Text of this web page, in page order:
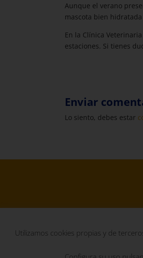
Aunque el verano
mascota bien
En la Clínica
estaciones. Si tienes
Enviar
Lo siento, debes estar
Utilizamos cookies propias y de